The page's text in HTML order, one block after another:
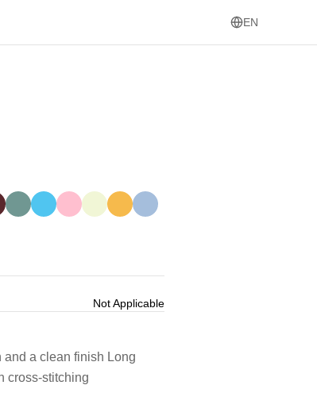
EN
Not Applicable
and a clean finish Long
cross-stitching